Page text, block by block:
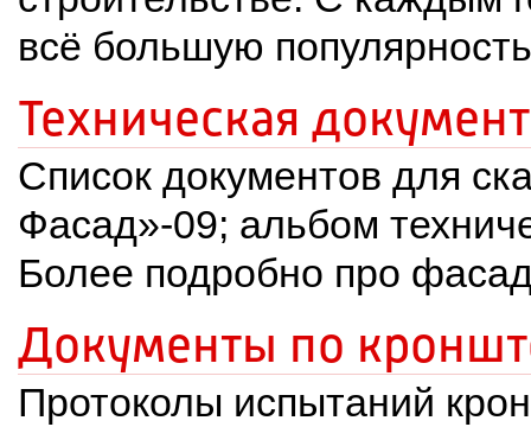
всё большую
Техническая
Список документов для
Фасад»-09; альбом
Более подробно про
Документы по
Протоколы испытаний